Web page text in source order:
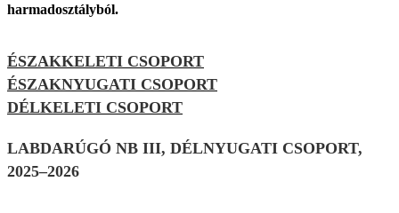
harmadosztályból.
ÉSZAKKELETI CSOPORT
ÉSZAKNYUGATI CSOPORT
DÉLKELETI CSOPORT
LABDARÚGÓ NB III, DÉLNYUGATI CSOPORT,
2025–2026